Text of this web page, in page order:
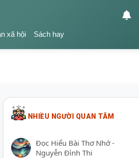
xã hội Sách hay
NHIỀU NGƯỜI QUAN TÂM
Đọc Hiểu Bài Thơ Nhớ -
Nguyễn Đình Thi